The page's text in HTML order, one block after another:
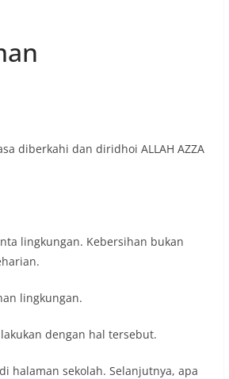
diberkahi dan diridhoi ALLAH AZZA
lingkungan. Kebersihan bukan
lingkungan.
dengan hal tersebut.
halaman sekolah. Selanjutnya, apa